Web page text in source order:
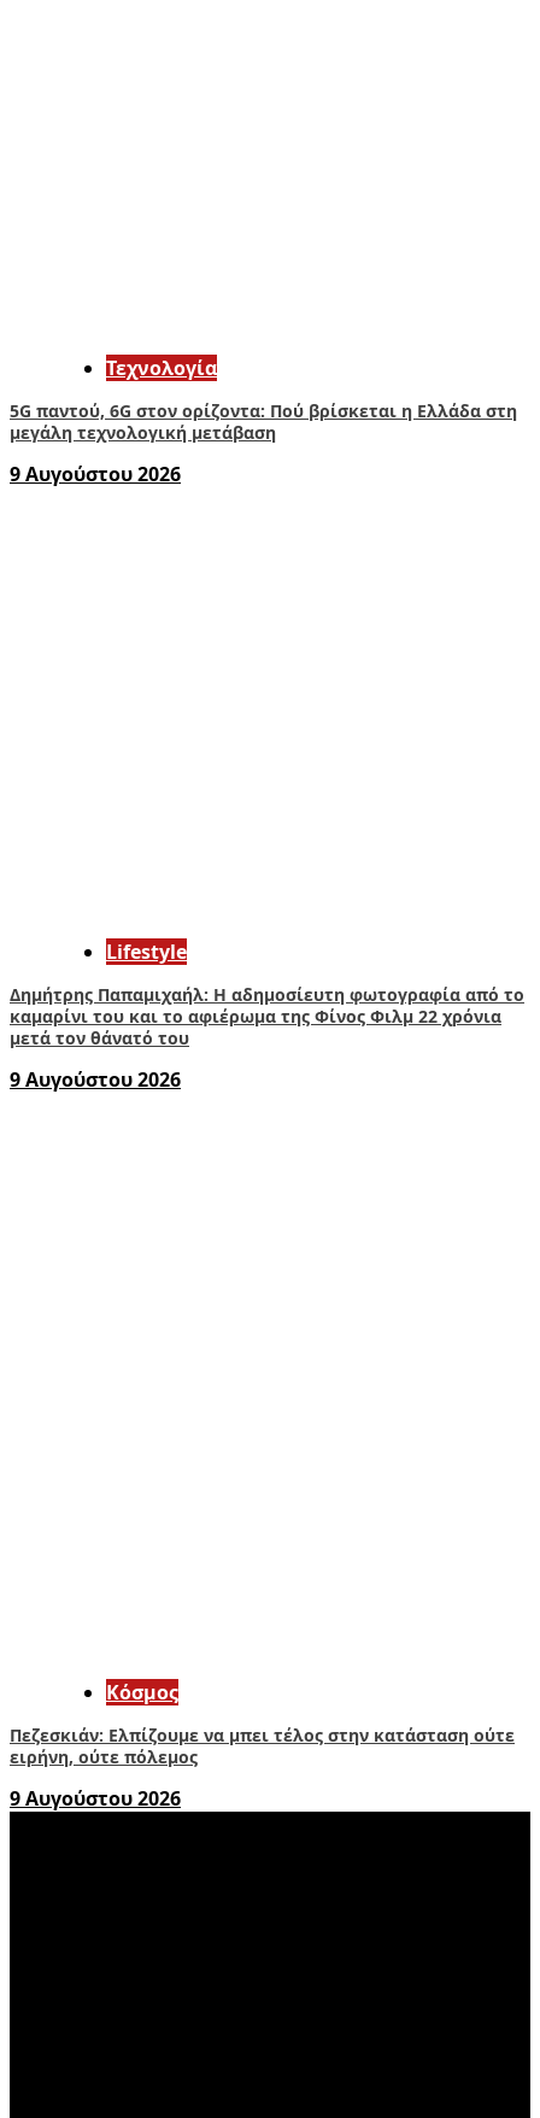
Τεχνολογία
5G παντού, 6G στον ορίζοντα: Πού βρίσκεται η Ελλάδα στη
μεγάλη τεχνολογική μετάβαση
9 Αυγούστου 2026
Lifestyle
Δημήτρης Παπαμιχαήλ: Η αδημοσίευτη φωτογραφία από το
καμαρίνι του και το αφιέρωμα της Φίνος Φιλμ 22 χρόνια
μετά τον θάνατό του
9 Αυγούστου 2026
Κόσμος
Πεζεσκιάν: Ελπίζουμε να μπει τέλος στην κατάσταση ούτε
ειρήνη, ούτε πόλεμος
9 Αυγούστου 2026